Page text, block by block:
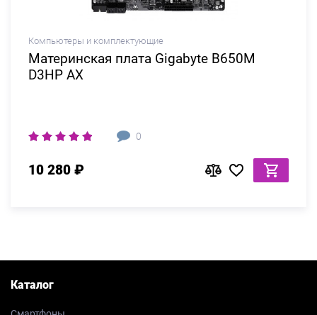
Компьютеры и комплектующие
Материнская плата Gigabyte B650M
D3HP AX
0
10 280 ₽
Каталог